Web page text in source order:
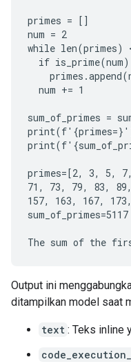
primes = []
num = 2
while len(primes)
if
  num += 1
sum_of_primes =
primes=[2, 3, 5,
71, 73, 79, 83,
157, 163, 167,
sum_of_primes=5117
Output ini
ditampilkan model saat
text : Teks inline